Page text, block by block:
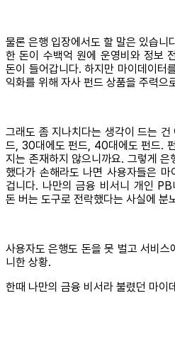
물론 은행 입장에서도 할 말은 있습니
한 돈이 수백억 원에 운영비와 정보
돈이 들어갑니다. 하지만 마이데이터
익화를 위해 자사 펀드 상품을 주력으
그래도 좀 지나치다는 생각이 드는
드, 30대에도 펀드, 40대에도 펀드.
지는 존재하지 않으니까요. 그렇게 은
했다가 손해라도 나면 사용자들은
겁니다. 나만의 금융 비서니 개인
돈 버는 도구로 전락했다는 사실에 분
사용자도 은행도 돈을 못 벌고 서비스
니한 상황.
한때 나만의 금융 비서라 불렸던 마이